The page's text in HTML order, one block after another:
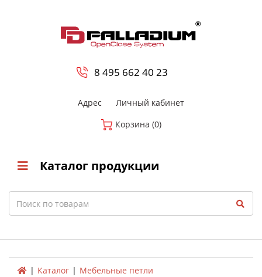
8 495 662 40 23
Адрес
Личный кабинет
Корзина (0)
Каталог продукции
Search
Каталог
Мебельные петли